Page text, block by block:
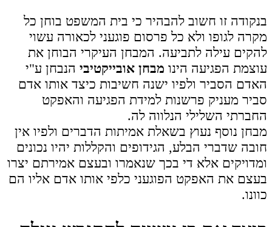
בנקודה זו חשוב להבהיר כי בית המשפט בוחן כל
מקרה לגופו ולא כל פרסום פוגעני לכאורה עשוי
להקים עילה לתביעה. המבחן העיקרי הבוחן את
עוצמת הפגיעה הינו מבחן אובייקטיבי הנבחן ע"י
האדם הסביר ולפיו ישנה חשיבות כיצד אותו אדם
סביר מעניק פרשנות למידת הפגיעה והאפקט
החברתי השלילי הנלווה לה.
מבחן נוסף נעוץ בשאלת אמיתות הדברים ולפיו אין
חובה שדברי הבלע, הגידופים והקללות יהיו נכונים
ומדויקים אלא די בכך שנאמרו ובעצם אמירתם יצרו
בעצם את האפקט הפוגעני כלפי אותו אדם אליו הם
כוונו.